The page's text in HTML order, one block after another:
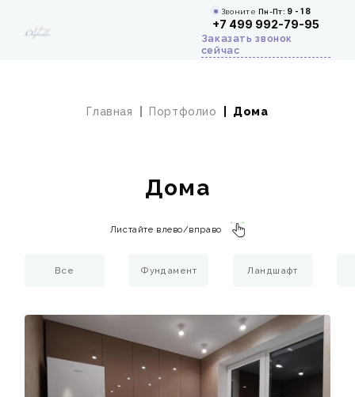
ЗвонитеПн-Пт: 9 - 18
+7 499 992-79-95
Заказать звонок
сейчас
Главная Портфолио Дома
Дома
Листайте влево/вправо
Все Фундамент Ландшафт